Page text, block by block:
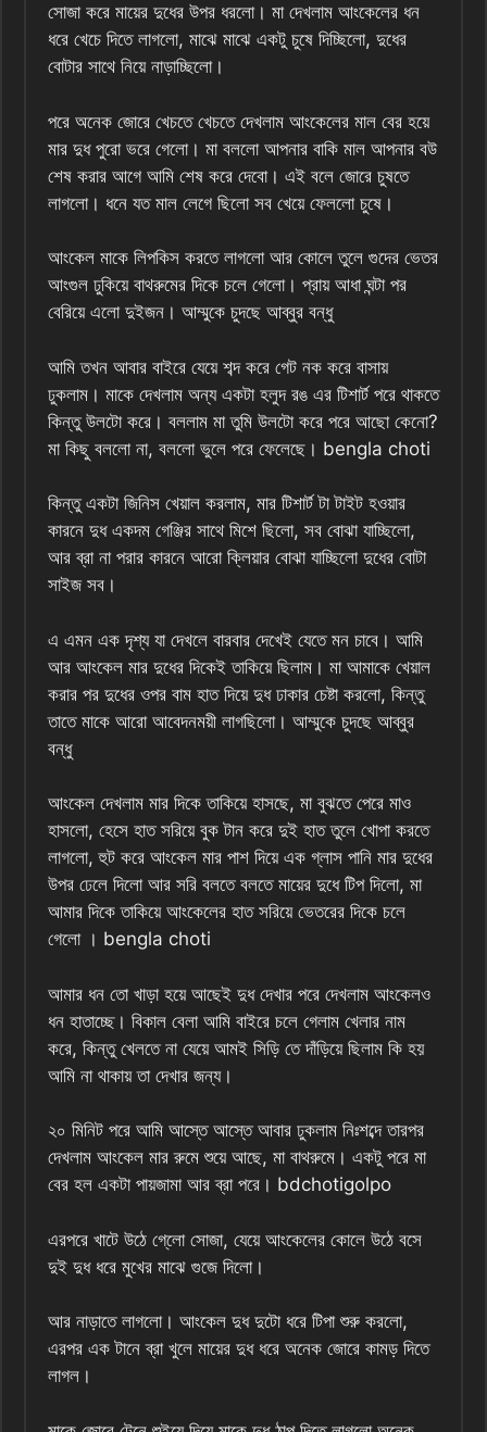
সোজা করে মায়ের দুধের উপর ধরলো। মা দেখলাম আংকেলের ধন
ধরে খেচে দিতে লাগলো, মাঝে মাঝে একটু চুষে দিচ্ছিলো, দুধের
বোটার সাথে নিয়ে নাড়াচ্ছিলো।
পরে অনেক জোরে খেচতে খেচতে দেখলাম আংকেলের মাল বের হয়ে
মার দুধ পুরো ভরে গেলো। মা বললো আপনার বাকি মাল আপনার বউ
শেষ করার আগে আমি শেষ করে দেবো। এই বলে জোরে চুষতে
লাগলো। ধনে যত মাল লেগে ছিলো সব খেয়ে ফেললো চুষে।
আংকেল মাকে লিপকিস করতে লাগলো আর কোলে তুলে গুদের ভেতর
আংগুল ঢুকিয়ে বাথরুমের দিকে চলে গেলো। প্রায় আধা ঘন্টা পর
বেরিয়ে এলো দুইজন। আম্মুকে চুদছে আব্বুর বন্ধু
আমি তখন আবার বাইরে যেয়ে শব্দ করে গেট নক করে বাসায়
ঢুকলাম। মাকে দেখলাম অন্য একটা হলুদ রঙ এর টিশার্ট পরে থাকতে
কিন্তু উলটো করে। বললাম মা তুমি উলটো করে পরে আছো কেনো?
মা কিছু বললো না, বললো ভুলে পরে ফেলেছে। bengla choti
কিন্তু একটা জিনিস খেয়াল করলাম, মার টিশার্ট টা টাইট হওয়ার
কারনে দুধ একদম গেঞ্জির সাথে মিশে ছিলো, সব বোঝা যাচ্ছিলো,
আর ব্রা না পরার কারনে আরো ক্লিয়ার বোঝা যাচ্ছিলো দুধের বোটা
সাইজ সব।
এ এমন এক দৃশ্য যা দেখলে বারবার দেখেই যেতে মন চাবে। আমি
আর আংকেল মার দুধের দিকেই তাকিয়ে ছিলাম। মা আমাকে খেয়াল
করার পর দুধের ওপর বাম হাত দিয়ে দুধ ঢাকার চেষ্টা করলো, কিন্তু
তাতে মাকে আরো আবেদনময়ী লাগছিলো। আম্মুকে চুদছে আব্বুর
বন্ধু
আংকেল দেখলাম মার দিকে তাকিয়ে হাসছে, মা বুঝতে পেরে মাও
হাসলো, হেসে হাত সরিয়ে বুক টান করে দুই হাত তুলে খোপা করতে
লাগলো, হুট করে আংকেল মার পাশ দিয়ে এক গ্লাস পানি মার দুধের
উপর ঢেলে দিলো আর সরি বলতে বলতে মায়ের দুধে টিপ দিলো, মা
আমার দিকে তাকিয়ে আংকেলের হাত সরিয়ে ভেতরের দিকে চলে
গেলো । bengla choti
আমার ধন তো খাড়া হয়ে আছেই দুধ দেখার পরে দেখলাম আংকেলও
ধন হাতাচ্ছে। বিকাল বেলা আমি বাইরে চলে গেলাম খেলার নাম
করে, কিন্তু খেলতে না যেয়ে আমই সিড়ি তে দাঁড়িয়ে ছিলাম কি হয়
আমি না থাকায় তা দেখার জন্য।
২০ মিনিট পরে আমি আস্তে আস্তে আবার ঢুকলাম নিঃশব্দে তারপর
দেখলাম আংকেল মার রুমে শুয়ে আছে, মা বাথরুমে। একটু পরে মা
বের হল একটা পায়জামা আর ব্রা পরে। bdchotigolpo
এরপরে খাটে উঠে গে্লো সোজা, যেয়ে আংকেলের কোলে উঠে বসে
দুই দুধ ধরে মুখের মাঝে গুজে দিলো।
আর নাড়াতে লাগলো। আংকেল দুধ দুটো ধরে টিপা শুরু করলো,
এরপর এক টানে ব্রা খুলে মায়ের দুধ ধরে অনেক জোরে কামড় দিতে
লাগল।